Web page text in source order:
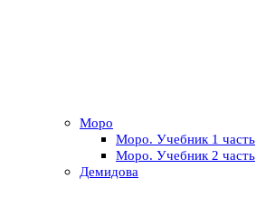
Моро
Моро. Учебник 1 часть
Моро. Учебник 2 часть
Демидова